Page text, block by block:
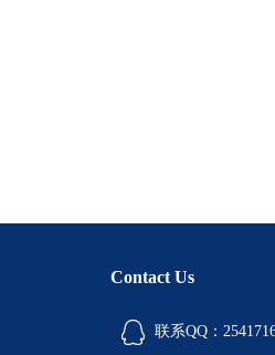
Contact Us
联系QQ：